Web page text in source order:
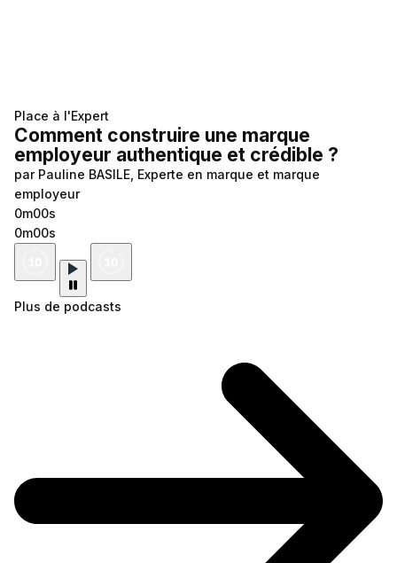
Place à l'Expert
Comment construire une marque
employeur authentique et crédible ?
par Pauline BASILE, Experte en marque et marque
employeur
0m00s
0m00s
Plus de podcasts